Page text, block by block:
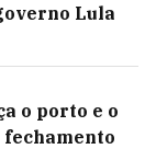
Lula
o porto e o
fechamento